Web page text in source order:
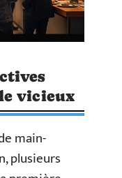
vicieux
main-
plusieurs